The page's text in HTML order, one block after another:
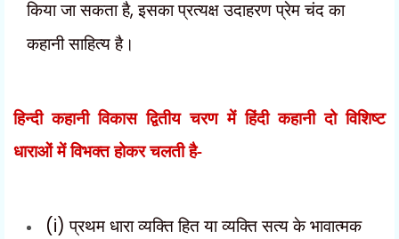
किया जा सकता है,इसका प्रत्यक्ष उदाहरण प्रेम चंद का
कहानी साहित्य है।
हिन्दी कहानी विकास द्वितीय चरण में हिंदी कहानी दो विशिष्ट
धाराओं में विभक्त होकर चलती है-
(i)प्रथम धारा व्यक्ति हित या व्यक्ति सत्य के भावात्मक